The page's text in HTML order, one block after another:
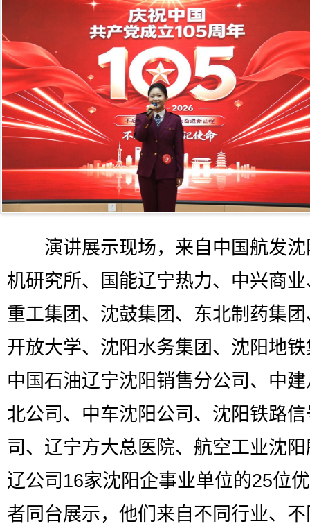
演讲展示现场，来自中国航发沈
机研究所、国能辽宁热力、中兴商
重工集团、沈鼓集团、东北制药集
开放大学、沈阳水务集团、沈阳地
中国石油辽宁沈阳销售分公司、中
北公司、中车沈阳公司、沈阳铁路
司、辽宁方大总医院、航空工业沈
辽公司16家沈阳企事业单位的25位
者同台展示，他们来自不同行业、